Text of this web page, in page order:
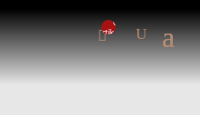
0-
Artikel